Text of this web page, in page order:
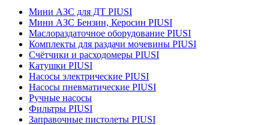
Мини АЗС для ДТ PIUSI
Мини АЗС Бензин, Керосин PIUSI
Маслораздаточное оборудование PIUSI
Комплекты для раздачи мочевины PIUSI
Счётчики и расходомеры PIUSI
Катушки PIUSI
Насосы электрические PIUSI
Насосы пневматические PIUSI
Ручные насосы
Фильтры PIUSI
Заправочные пистолеты PIUSI